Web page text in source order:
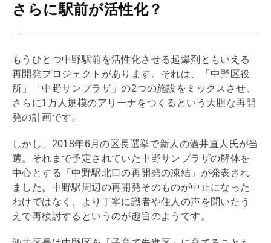
さらに駅前が活性化？
もうひとつ中野駅前を活性化させる起爆剤ともいえる
再開発プロジェクトがあります。それは、「中野区役
所」「中野サンプラザ」の2つの施設をミックスさせ、
さらに1万人規模のアリーナをつくるという大胆な再開
発の計画です。
しかし、2018年6月の区長選挙で新人の酒井直人氏が当
選。それまで予定されていた中野サンプラザの解体を
中心とする「中野駅北口の再開発の凍結」が発表され
ました。中野駅周辺の再開発そのものが中止になった
わけではなく、より丁寧に識者や住人の声を聞いたう
えで再検討するというのが趣旨のようです。